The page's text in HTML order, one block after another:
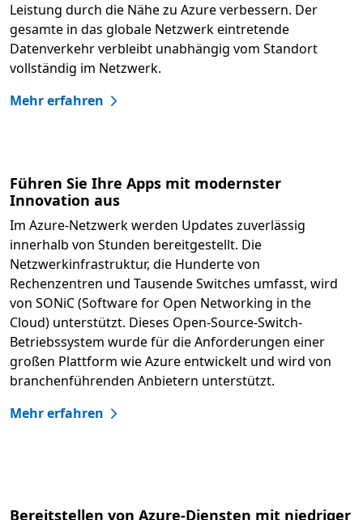
Leistung durch die Nähe zu Azure verbessern. Der
gesamte in das globale Netzwerk eintretende
Datenverkehr verbleibt unabhängig vom Standort
vollständig im Netzwerk.
Mehr erfahren
Führen Sie Ihre Apps mit modernster
Innovation aus
Im Azure-Netzwerk werden Updates zuverlässig
innerhalb von Stunden bereitgestellt. Die
Netzwerkinfrastruktur, die Hunderte von
Rechenzentren und Tausende Switches umfasst, wird
von SONiC (Software for Open Networking in the
Cloud) unterstützt. Dieses Open-Source-Switch-
Betriebssystem wurde für die Anforderungen einer
großen Plattform wie Azure entwickelt und wird von
branchenführenden Anbietern unterstützt.
Mehr erfahren
Bereitstellen von Azure-Diensten mit niedriger